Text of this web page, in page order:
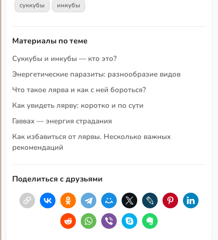
суккубы инкубы
Материалы по теме
Суккубы и инкубы — кто это?
Энергетические паразиты: разнообразие видов
Что такое лярва и как с ней бороться?
Как увидеть лярву: коротко и по сути
Гаввах — энергия страдания
Как избавиться от лярвы. Несколько важных
рекомендаций
Поделиться с друзьями